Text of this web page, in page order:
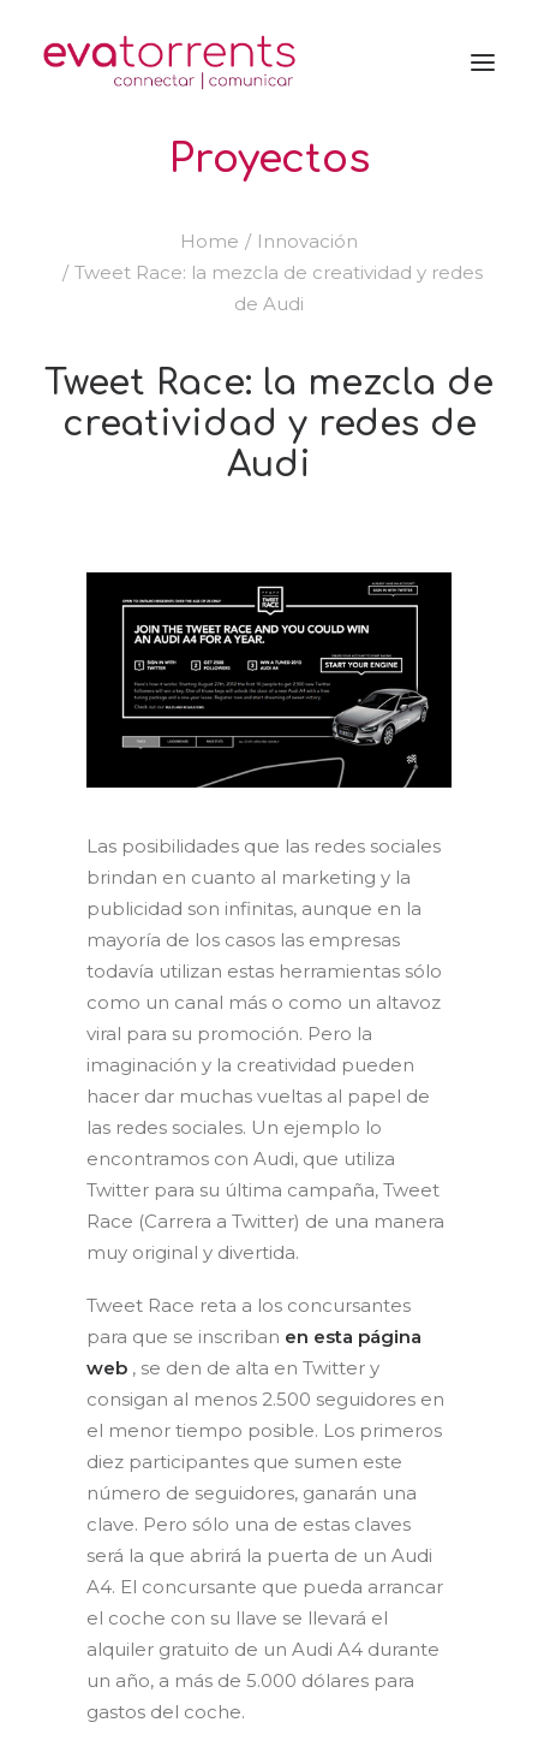
Proyectos
Home
Innovación
Tweet Race: la mezcla de creatividad y redes
de Audi
Tweet Race: la mezcla de
creatividad y redes de
Audi
Las posibilidades que las redes sociales
brindan en cuanto al marketing y la
publicidad son infinitas, aunque en la
mayoría de los casos las empresas
todavía utilizan estas herramientas sólo
como un canal más o como un altavoz
viral para su promoción. Pero la
imaginación y la creatividad pueden
hacer dar muchas vueltas al papel de
las redes sociales. Un ejemplo lo
encontramos con Audi, que utiliza
Twitter para su última campaña, Tweet
Race (Carrera a Twitter) de una manera
muy original y divertida.
Tweet Race reta a los concursantes
para que se inscriban en esta página
web , se den de alta en Twitter y
consigan al menos 2.500 seguidores en
el menor tiempo posible. Los primeros
diez participantes que sumen este
número de seguidores, ganarán una
clave. Pero sólo una de estas claves
será la que abrirá la puerta de un Audi
A4. El concursante que pueda arrancar
el coche con su llave se llevará el
alquiler gratuito de un Audi A4 durante
un año, a más de 5.000 dólares para
gastos del coche.